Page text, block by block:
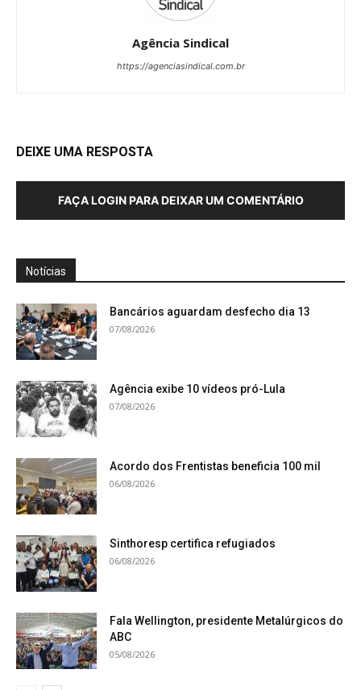
Agência Sindical
https://agenciasindical.com.br
DEIXE UMA RESPOSTA
FAÇA LOGIN PARA DEIXAR UM COMENTÁRIO
Notícias
Bancários aguardam desfecho dia 13
07/08/2026
Agência exibe 10 vídeos pró-Lula
07/08/2026
Acordo dos Frentistas beneficia 100 mil
06/08/2026
Sinthoresp certifica refugiados
06/08/2026
Fala Wellington, presidente Metalúrgicos do
ABC
05/08/2026